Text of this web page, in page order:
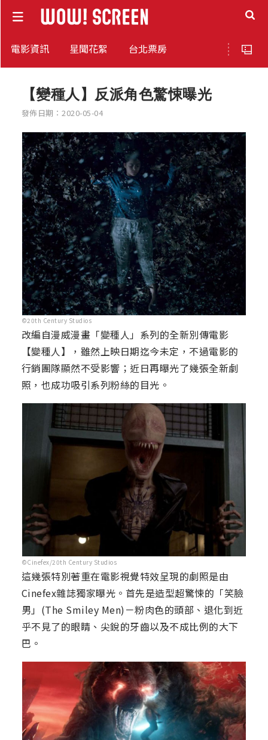
電影資訊 星聞花絮 台北票房
【變種人】反派角色驚悚曝光
發佈日期：2020-05-04
©20th Century Studios
改編自漫威漫畫「變種人」系列的全新別傳電影
【變種人】，雖然上映日期迄今未定，不過電影的
行銷團隊顯然不受影響；近日再曝光了幾張全新劇
照，也成功吸引系列粉絲的目光。
©Cinefex/20th Century Studios
這幾張特別著重在電影視覺特效呈現的劇照是由
Cinefex雜誌獨家曝光。首先是造型超驚悚的「笑臉
男」(The Smiley Men)－粉肉色的頭部、退化到近
乎不見了的眼睛、尖銳的牙齒以及不成比例的大下
巴。